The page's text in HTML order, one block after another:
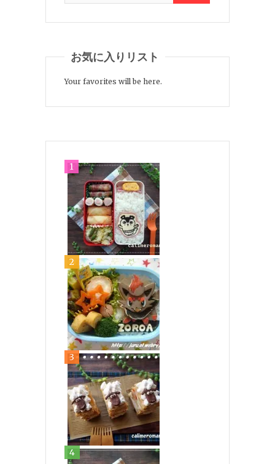
お気に入りリスト
Your favorites will be here.